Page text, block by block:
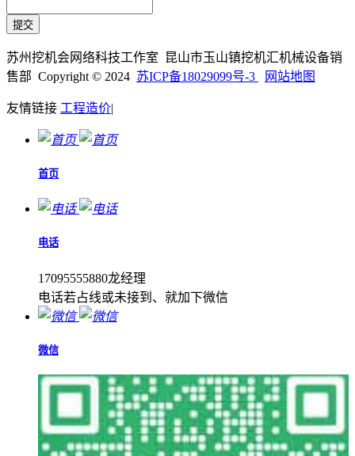
苏州挖机会网络科技工作室 昆山市玉山镇挖机汇机械设备销
售部 Copyright © 2024 苏ICP备18029099号-3 网站地图
友情链接 工程造价|
首页
电话
17095555880龙经理
电话若占线或未接到、就加下微信
微信